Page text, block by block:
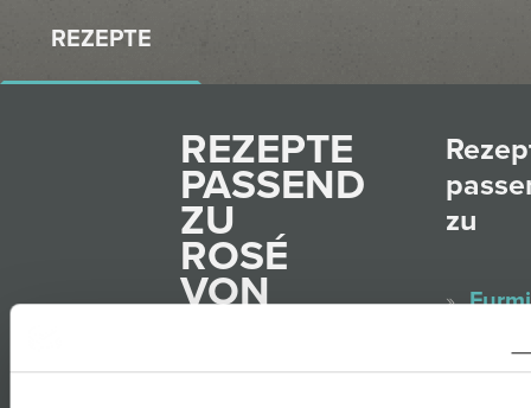
REZEPTE
REZEPTE
PASSEND
ZU
ROSÉ
VON
BLAUFRÄNKISCH
zu